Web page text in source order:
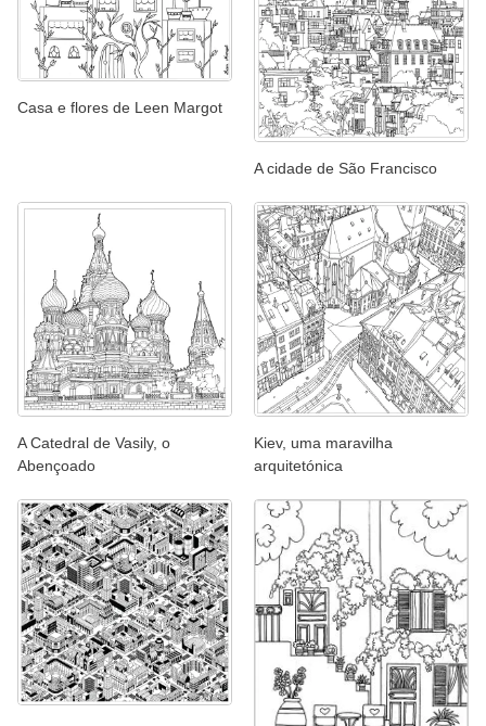
Casa e flores de Leen Margot
A cidade de São Francisco
A Catedral de Vasily, o
Abençoado
Kiev, uma maravilha
arquitetónica